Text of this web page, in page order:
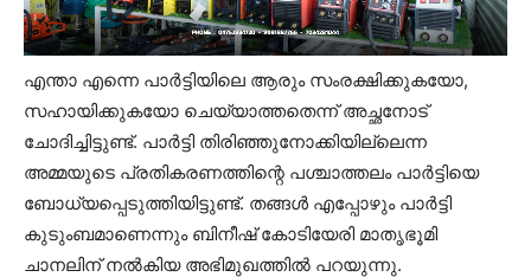
എന്താ എന്നെ പാര്‍ട്ടിയിലെ ആരും സംരക്ഷിക്കുകയോ,
സഹായിക്കുകയോ ചെയ്യാത്തതെന്ന് അച്ഛനോട്
ചോദിച്ചിട്ടുണ്ട്. പാര്‍ട്ടി തിരിഞ്ഞുനോക്കിയില്ലെന്ന
അമ്മയുടെ പ്രതികരണത്തിന്റെ പശ്ചാത്തലം പാര്‍ട്ടിയെ
ബോധ്യപ്പെടുത്തിയിട്ടുണ്ട്. തങ്ങള്‍ എപ്പോഴും പാര്‍ട്ടി
കുടുംബമാണെന്നും ബിനീഷ് കോടിയേരി മാതൃഭൂമി
ചാനലിന് നല്‍കിയ അഭിമുഖത്തില്‍ പറയുന്നു.